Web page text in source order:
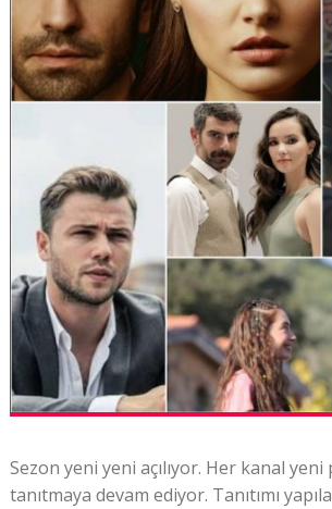
Sezon yeni yeni açılıyor. Her kanal
tanıtmaya devam ediyor. Tanıtımı